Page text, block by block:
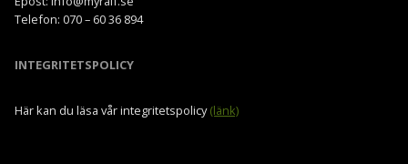
Telefon: 070 – 60 36 894
INTEGRITETSPOLICY
Här kan du läsa vår integritetspolicy(länk)